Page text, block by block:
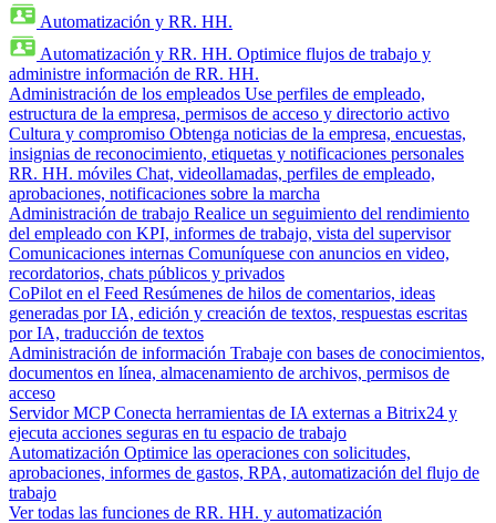
Automatización y RR. HH.
Automatización y RR. HH. Optimice flujos de trabajo y
administre información de RR. HH.
Administración de los empleados Use perfiles de empleado,
estructura de la empresa, permisos de acceso y directorio activo
Cultura y compromiso Obtenga noticias de la empresa, encuestas,
insignias de reconocimiento, etiquetas y notificaciones personales
RR. HH. móviles Chat, videollamadas, perfiles de empleado,
aprobaciones, notificaciones sobre la marcha
Administración de trabajo Realice un seguimiento del rendimiento
del empleado con KPI, informes de trabajo, vista del supervisor
Comunicaciones internas Comuníquese con anuncios en video,
recordatorios, chats públicos y privados
CoPilot en el Feed Resúmenes de hilos de comentarios, ideas
generadas por IA, edición y creación de textos, respuestas escritas
por IA, traducción de textos
Administración de información Trabaje con bases de conocimientos,
documentos en línea, almacenamiento de archivos, permisos de
acceso
Servidor MCP Conecta herramientas de IA externas a Bitrix24 y
ejecuta acciones seguras en tu espacio de trabajo
Automatización Optimice las operaciones con solicitudes,
aprobaciones, informes de gastos, RPA, automatización del flujo de
trabajo
Ver todas las funciones de RR. HH. y automatización